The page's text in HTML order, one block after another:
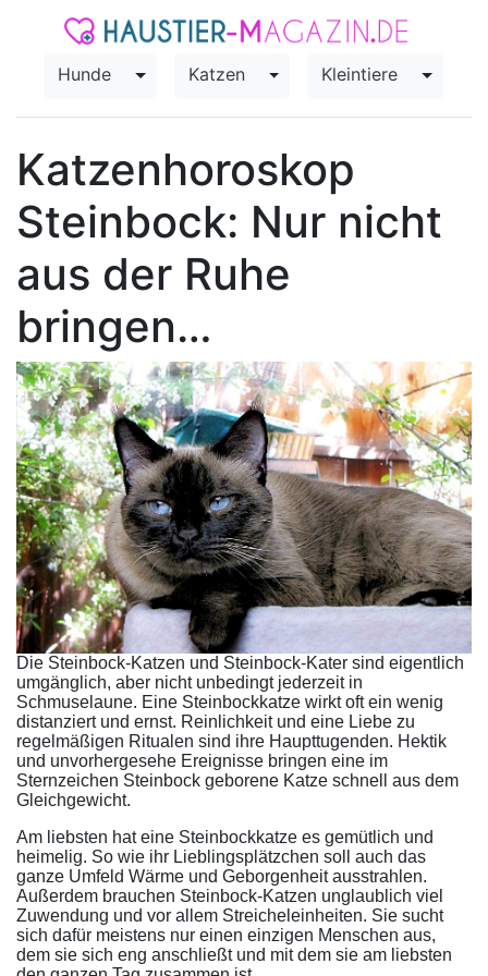
Hunde Toggle Dropdown
Katzen Toggle Dropdown
Kleintiere Toggle
Katzenhoroskop
Steinbock: Nur nicht
aus der Ruhe
bringen…
Die Steinbock-Katzen und Steinbock-Kater sind eigentlich
umgänglich, aber nicht unbedingt jederzeit in
Schmuselaune. Eine Steinbockkatze wirkt oft ein wenig
distanziert und ernst. Reinlichkeit und eine Liebe zu
regelmäßigen Ritualen sind ihre Haupttugenden. Hektik
und unvorhergesehe Ereignisse bringen eine im
Sternzeichen Steinbock geborene Katze schnell aus dem
Gleichgewicht.
Am liebsten hat eine Steinbockkatze es gemütlich und
heimelig. So wie ihr Lieblingsplätzchen soll auch das
ganze Umfeld Wärme und Geborgenheit ausstrahlen.
Außerdem brauchen Steinbock-Katzen unglaublich viel
Zuwendung und vor allem Streicheleinheiten. Sie sucht
sich dafür meistens nur einen einzigen Menschen aus,
dem sie sich eng anschließt und mit dem sie am liebsten